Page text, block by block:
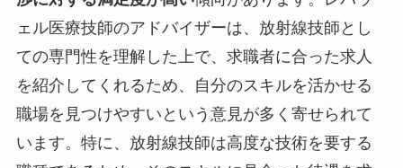
ェル医療技師のアドバイザーは、放射線技師とし
ての専門性を理解した上で、求職者に合った求人
を紹介してくれるため、自分のスキルを活かせる
職場を見つけやすいという意見が多く寄せられて
います。特に、放射線技師は高度な技術を要する